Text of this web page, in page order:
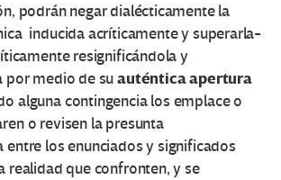
podrán negar dialécticamente la
inducida acríticamente y superarla-
resignificándola y
por medio de suauténtica apertura
alguna contingencia los emplace o
o revisen la presunta
entre los enunciados y significados
realidad que confronten, y se